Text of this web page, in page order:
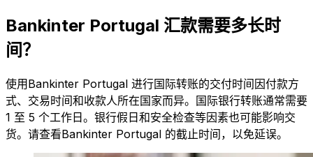
Bankinter Portugal 汇款需要多长时
间？
使用Bankinter Portugal 进行国际转账的交付时间因付款方
式、交易时间和收款人所在国家而异。国际银行转账通常需要
1 至 5 个工作日。银行假日和安全检查等因素也可能影响交
货。请查看Bankinter Portugal 的截止时间，以免延误。